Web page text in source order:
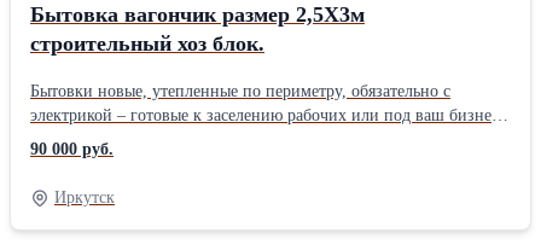
Бытовка вагончик размер 2,5Х3м
строительный хоз блок.
Бытовки новые, утепленные по периметру, обязательно с
электрикой – готовые к заселению рабочих или под ваш бизнес.
Применения: > Для проживания рабочих > Для прорабов > Для
офисных сотрудников и ИТР > Бытовки под раздевалку > Блок-
контейнеры для принятия пищи и другие. > Договор, гарантия
12 мес. ___________________________________ В
Комплектацию входит: > Внутренняя отделка стен - вагонка или
90 000 руб.
Иркутск